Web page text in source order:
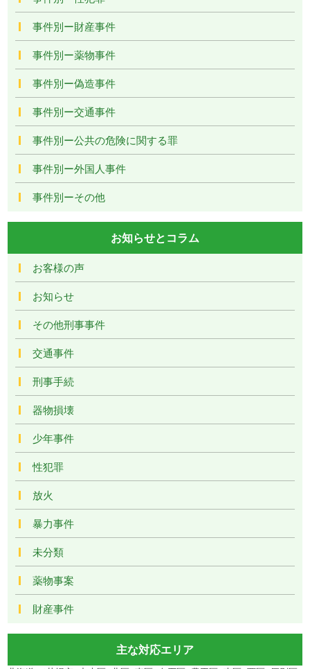
事件別ー財産事件
事件別ー薬物事件
事件別ー偽造事件
事件別ー交通事件
事件別ー公共の危険に関する罪
事件別ー外国人事件
事件別ーその他
お知らせとコラム
お客様の声
お知らせ
その他刑事事件
交通事件
刑事手続
器物損壊
少年事件
性犯罪
放火
暴力事件
未分類
薬物事案
財産事件
主な対応エリア